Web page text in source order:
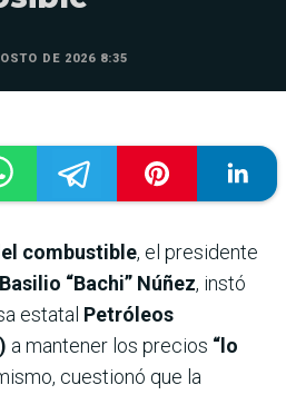
DE 2026 8:35
combustible, el presidente
Basilio “Bachi” Núñez, instó
estatal Petróleos
a mantener los precios “lo
cuestionó que la